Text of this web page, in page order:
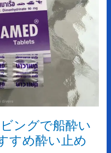
ングで船酔い
すめ酔い止め